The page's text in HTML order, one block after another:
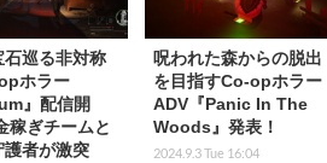
石巡る非対称
ホラー
』配信開
稼ぎチームと
護者が激突
呪われた森からの脱出
を目指すCo-opホラー
ADV『Panic In The
Woods』発表！
2024.9.3 Tue 16:04